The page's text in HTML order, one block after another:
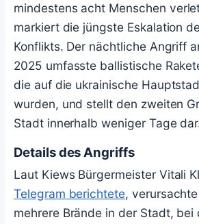
mindestens acht Menschen
markiert die jüngste Eskalation
Konflikts. Der nächtliche Angriff
2025 umfasste ballistische
die auf die ukrainische
wurden, und stellt den zweiten
Stadt innerhalb weniger Tage
Details des Angriffs
Laut Kiews Bürgermeister Vitali
Telegram berichtete,
mehrere Brände in der Stadt, bei